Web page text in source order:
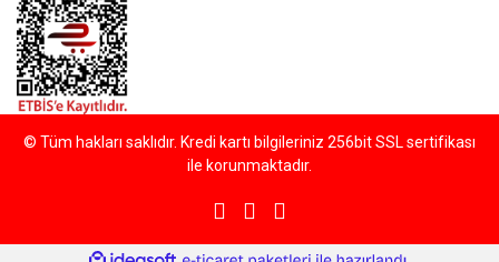
© Tüm hakları saklıdır. Kredi kartı bilgileriniz 256bit SSL sertifikası
ile korunmaktadır.